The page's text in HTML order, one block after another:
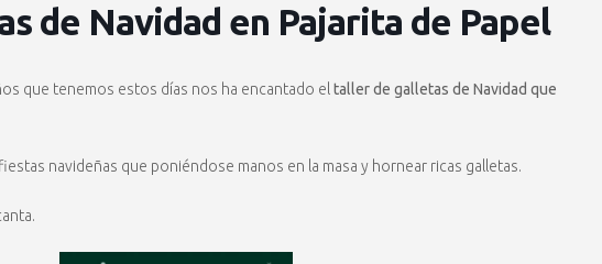
de Navidad en Pajarita de Papel
que tenemos estos días nos ha encantado eltaller de galletas de Navidad que
navideñas que poniéndose manos en la masa y hornear ricas galletas.